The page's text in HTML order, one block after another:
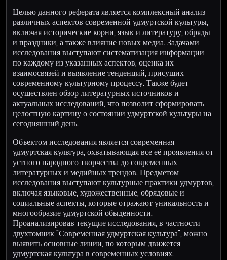
Целью данного реферата является комплексный анализ
различных аспектов современной удмуртской культуры,
включая исторические корни, язык и литературу, обряды
и праздники, а также влияние новых медиа. Задачами
исследования выступают систематизация информации
по каждому из указанных аспектов, оценка их
взаимосвязей и выявление тенденций, присущих
современному культурному процессу. Также будет
осуществлен обзор литературных источников и
актуальных исследований, что позволит сформировать
целостную картину о состоянии удмуртской культуры на
сегодняшний день.
Объектом исследования является современная
удмуртская культура, охватывающая все её проявления от
устного народного творчества до современных
литературных и медийных трендов. Предметом
исследования выступают культурные практики удмуртов,
включая языковые, художественные, обрядовые и
социальные аспекты, которые отражают уникальность и
многообразие удмуртской обыденности.
Проанализировав текущие исследования, в частности
двухтомник "Современная удмуртская культура", можно
выявить основные линии, по которым движется
удмуртская культура в современных условиях.